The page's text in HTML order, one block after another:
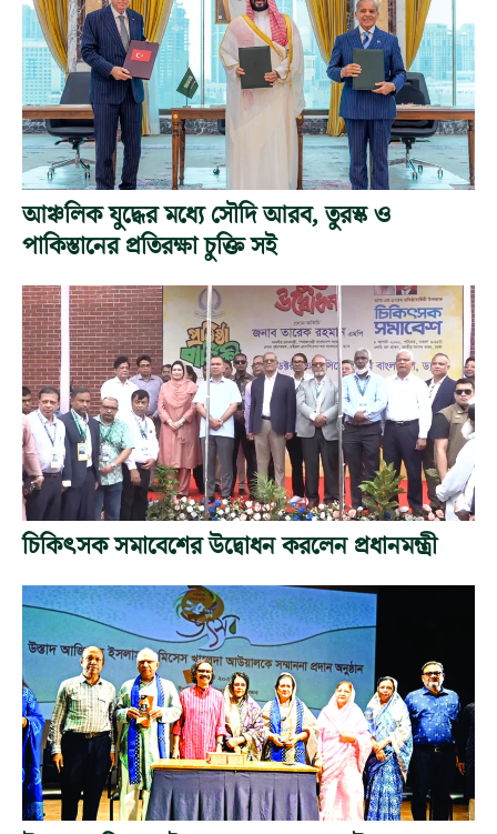
আঞ্চলিক যুদ্ধের মধ্যে সৌদি আরব, তুরস্ক ও
পাকিস্তানের প্রতিরক্ষা চুক্তি সই
চিকিৎসক সমাবেশের উদ্বোধন করলেন প্রধানমন্ত্রী